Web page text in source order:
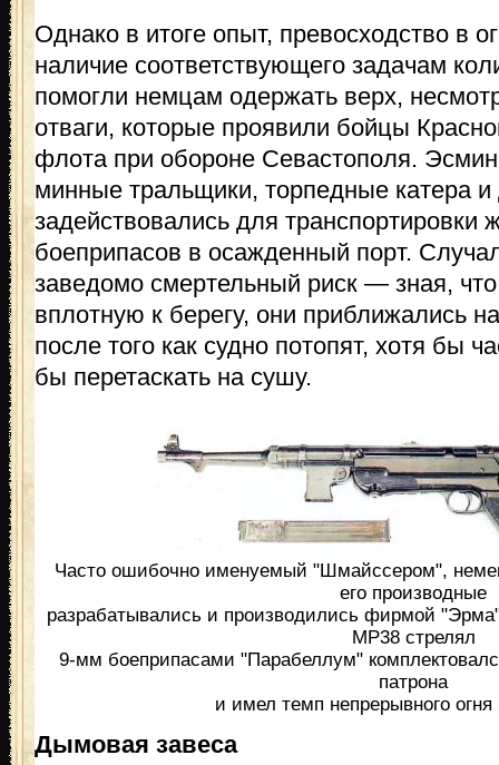
Однако в итоге опыт, превосходство в
наличие соответствующего задачам
помогли немцам одержать верх,
отваги, которые проявили бойцы
флота при обороне Севастополя.
минные тральщики, торпедные катера
задействовались для транспортировки
боеприпасов в осажденный порт.
заведомо смертельный риск — зная,
вплотную к берегу, они приближались
после того как судно потопят, хотя бы
бы перетаскать на сушу.
Часто ошибочно именуемый "Шмайссером",
его производные
разрабатывались и производились фирмой
МР38 стрелял
9-мм боеприпасами "Парабеллум"
патрона
и имел темп непрерывного
Дымовая завеса